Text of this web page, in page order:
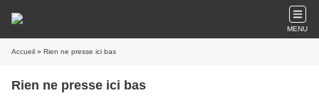
MENU
Accueil » Rien ne presse ici bas
Rien ne presse ici bas